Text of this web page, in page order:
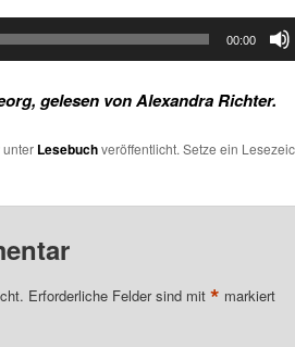
00:00
gelesen von Alexandra Richter.
unter Lesebuchveröffentlicht. Setze ein
Erforderliche Felder sind mit * markiert